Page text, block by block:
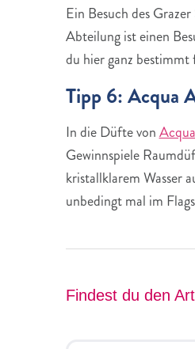
Ein Besuch des
Abteilung ist einen
du hier ganz bestimmt
Tipp 6: Acqua
In die Düfte von
Gewinnspiele
kristallklarem Wasser
unbedingt mal im
Findest du den